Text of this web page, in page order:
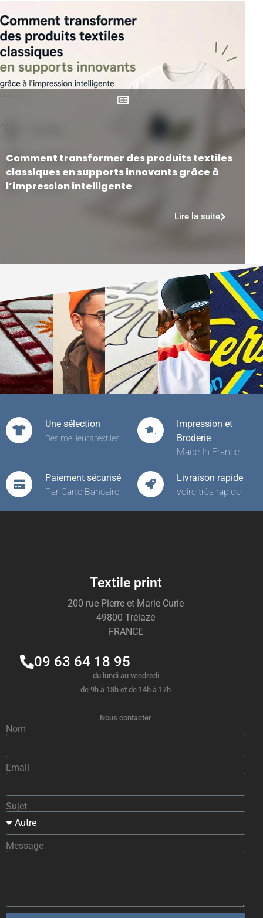
Comment transformer des produits textiles
classiques en supports innovants grâce à
l’impression intelligente
Lire la suite
Une sélection
Des meilleurs textiles
Impression et
Broderie
Made In France
Paiement sécurisé
Par Carte Bancaire
Livraison rapide
voire très rapide
Textile print
200 rue Pierre et Marie Curie
49800 Trélazé
FRANCE
09 63 64 18 95
du lundi au vendredi
de 9h à 13h et de 14h à 17h
Nous contacter
Nom
Email
Sujet
Message